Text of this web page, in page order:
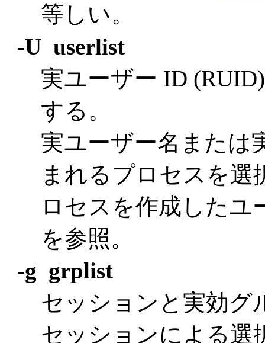
等しい。
-U userlist
実ユーザー ID
する。
実ユーザー名または
まれるプロセスを選
ロセスを作成した
を参照。
-g grplist
セッションと実効グ
セッションによる選